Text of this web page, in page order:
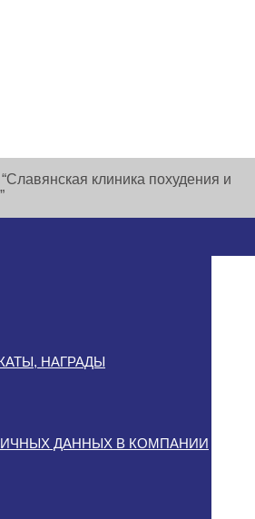
клиника похудения и
НАГРАДЫ
ДАННЫХ В КОМПАНИИ